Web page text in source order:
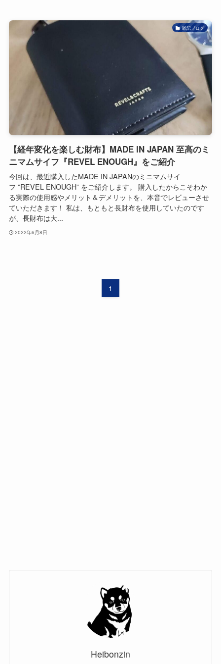
雑記ブログ
【経年変化を楽しむ財布】MADE IN JAPAN 至高のミ
ニマムサイフ『REVEL ENOUGH』をご紹介
今回は、最近購入したMADE IN JAPANのミニマムサイ
フ ”REVEL ENOUGH” をご紹介します。 購入したからこそわか
る実際の使用感やメリット＆デメリットを、本音でレビューさせ
ていただきます！ 私は、もともと長財布を使用していたのです
が、長財布は大...
2022年6月8日
1
Heibonzin